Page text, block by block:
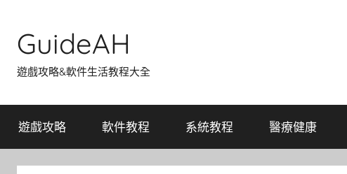
content
GuideAH
遊戲攻略&軟件生活教程大全
遊戲攻略 軟件教程 系統教程 醫療健康